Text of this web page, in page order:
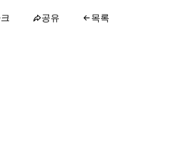
공유 목록